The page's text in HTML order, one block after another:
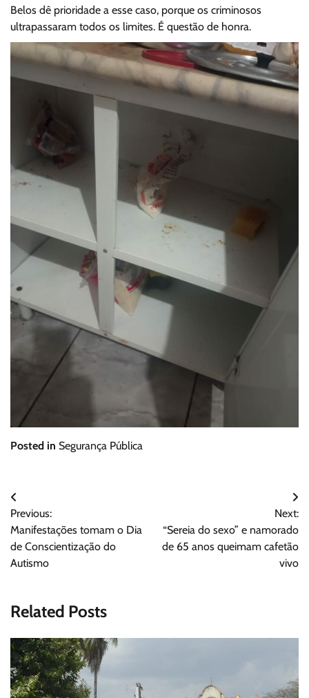
Belos dê prioridade a esse caso, porque os criminosos
ultrapassaram todos os limites. É questão de honra.
Posted in Segurança Pública
Navegação
de
Post
Previous:
Manifestações tomam o Dia
de Conscientização do
Autismo
Next:
“Sereia do sexo” e namorado
de 65 anos queimam cafetão
vivo
Related Posts